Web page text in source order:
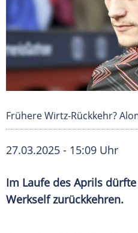
Frühere Wirtz-Rückkehr?
27.03.2025 - 15:09 Uhr
Im Laufe des Aprils
Werkself zurückkehren.